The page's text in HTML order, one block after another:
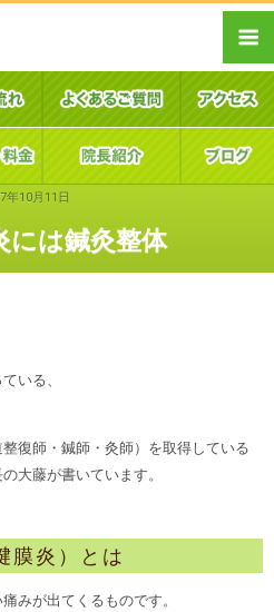
年10月11日
には鍼灸整体
いる、
復師・鍼師・灸師）を取得している
大藤が書いています。
膜炎）とは
みが出てくるものです。